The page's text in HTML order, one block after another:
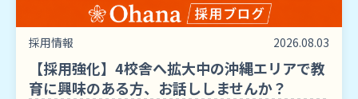
採用情報 2026.08.03
【採用強化】4校舎へ拡大中の沖縄エリアで教
育に興味のある方、お話ししませんか？